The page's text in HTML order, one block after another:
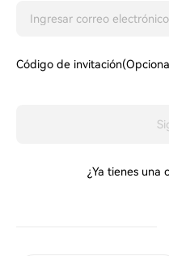
Código de
¿Ya tienes una